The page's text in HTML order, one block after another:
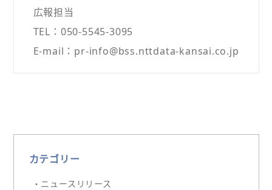
広報担当
TEL：050-5545-3095
E-mail：pr-info@bss.nttdata-kansai.co.jp
カテゴリー
・ニュースリリース